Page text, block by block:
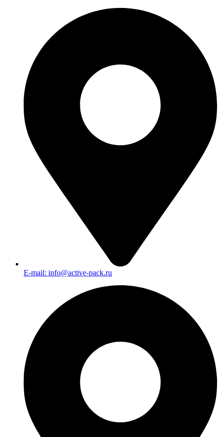
E-mail: info@active-pack.ru